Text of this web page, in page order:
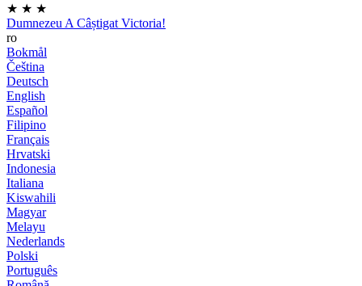
★ ★ ★
Dumnezeu A Câștigat Victoria!
ro
Bokmål
Čeština
Deutsch
English
Español
Filipino
Français
Hrvatski
Indonesia
Italiana
Kiswahili
Magyar
Melayu
Nederlands
Polski
Português